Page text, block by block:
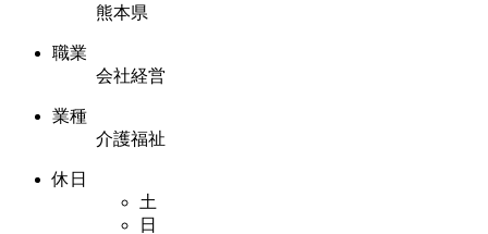
熊本県
職業
会社経営
業種
介護福祉
休日
土
日